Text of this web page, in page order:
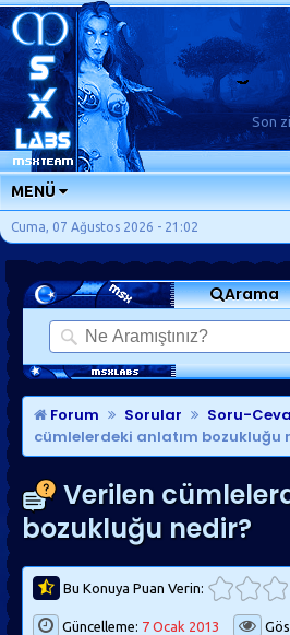
Son
MENÜ
ANA SAYFA
FORUMLAR
SORU-CEVAP
GÜNLÜKLER
SON MESAJLAR
KISAYOLLAR
Cuma, 07 Ağustos 2026 - 21:02
Arama
Forum Sorular Soru-
cümlelerdeki anlatım bozukluğu
Verilen
bozukluğu nedir?
Bu Konuya Puan Verin:
Güncelleme: 7 Ocak 2013